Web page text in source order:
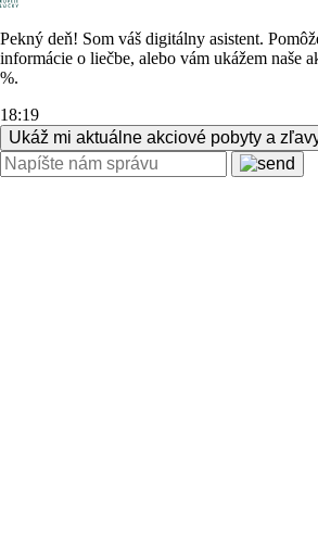
Pekný deň! Som váš digitálny asistent.
informácie o liečbe, alebo vám ukážem naše
%.
18:19
Ukáž mi aktuálne akciové pobyty a